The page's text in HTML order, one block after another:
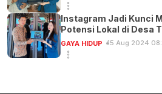
Instagram Jadi Kunci
Potensi Lokal di Desa
GAYA HIDUP 15 Aug 2024